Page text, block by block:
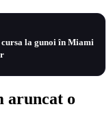
la gunoi în Miami
aruncat o